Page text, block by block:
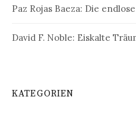
Paz Rojas Baeza: Die
David F. Noble: Eiskalte
KATEGORIEN